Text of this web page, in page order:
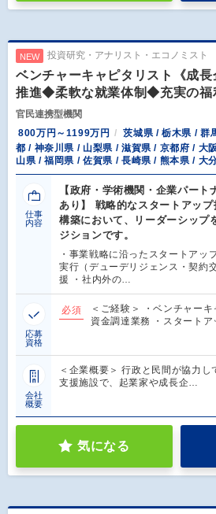
NEW 投資研究・アナリスト・エコノミスト
ベンチャーキャピタリスト《成
推進◆柔軟な就業体制◆充実の福
官民連携型機関
800万円～1199万円
茨城県 / 栃木県 / 群
都 / 神奈川県 / 山梨県 / 滋賀県 / 京都府 / 大
山県 / 福岡県 / 佐賀県 / 長崎県 / 熊本県 / 大
仕事
内容
【政府・学術機関・企業パー
あり】 戦略的なスタートアッ
構築において、リーダーシップ
ジションです。
・事業戦略に沿ったスタートアッ
実行（デューデリジェンス・契約
援 ・社内外の…
応募
資格
必須
＜ご経験＞ ・ベンチャー
資金調達業務 ・スタート
会社
概要
＜企業概要＞ 行政と民間が協力
支援施設で、起業家や成長企…
気になる